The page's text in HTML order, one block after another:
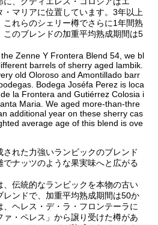
・マリアに位置しています。3年以上
れらのシェリー樽でさらに1年間熟
このブレンドの加重平均熟成期間は5
Zenne Y Frontera Blend 54, we bl
barrels of sherry aged lambik.
old Oloroso and Amontillado barr
Bodega Joséfa Perez is loca
la Frontera and Gutiérrez Colosia i
Maria. We aged more-than-thre
additional year on these sherry cas
average age of this blend is ove
された力強いランビックのブレンド
ナッツのような果実味へと広がる
、伝統的なランビックを本物の古い
レンドで、加重平均熟成期間は50か
、ヘレス・デ・ラ・フロンテーラに
・ペレス」から譲り受けた樽があ